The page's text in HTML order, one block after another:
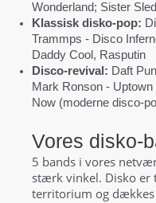
Wonderland; Sister
Klassisk disko-pop:
Trammps - Disco
Daddy Cool, Rasputin
Disco-revival: Daft
Mark Ronson -
Now (moderne disco-
Vores disko-
5 bands i vores
stærk vinkel. Disko er
territorium og dækkes